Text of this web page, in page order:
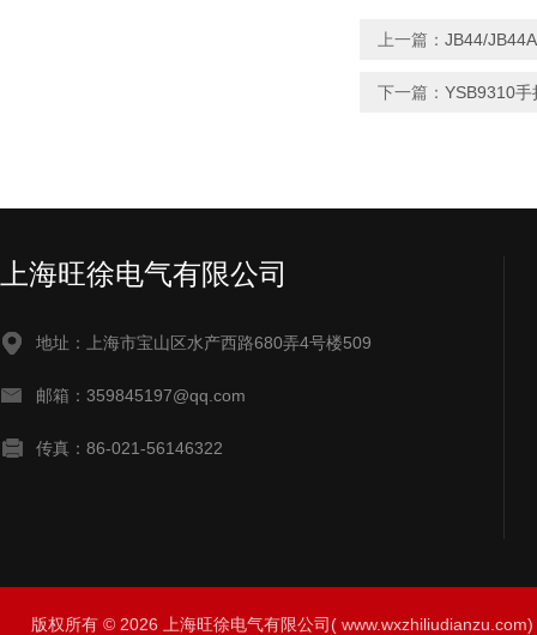
上一篇： JB44/
下一篇： YSB9310
上海旺徐电气有限公司
地址：上海市宝山区水产西路680弄4号楼509
邮箱：359845197@qq.com
传真：86-021-56146322
版权所有 © 2026 上海旺徐电气有限公司(